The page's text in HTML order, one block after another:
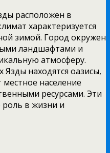
расположен в
характеризуется
зимой. Город окружен
ландшафтами и
атмосферу.
Язды находятся оазисы,
население
ресурсами. Эти
в жизни и